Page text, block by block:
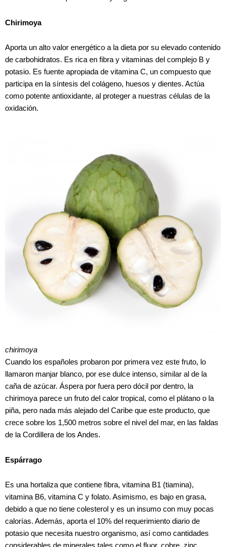
Chirimoya
Aporta un alto valor energético a la dieta por su elevado contenido
de carbohidratos. Es rica en fibra y vitaminas del complejo B y
potasio. Es fuente apropiada de vitamina C, un compuesto que
participa en la síntesis del colágeno, huesos y dientes. Actúa
como potente antioxidante, al proteger a nuestras células de la
oxidación.
chirimoya
Cuando los españoles probaron por primera vez este fruto, lo
llamaron manjar blanco, por ese dulce intenso, similar al de la
caña de azúcar. Áspera por fuera pero dócil por dentro, la
chirimoya parece un fruto del calor tropical, como el plátano o la
piña, pero nada más alejado del Caribe que este producto, que
crece sobre los 1,500 metros sobre el nivel del mar, en las faldas
de la Cordillera de los Andes.
Espárrago
Es una hortaliza que contiene fibra, vitamina B1 (tiamina),
vitamina B6, vitamina C y folato. Asimismo, es bajo en grasa,
debido a que no tiene colesterol y es un insumo con muy pocas
calorías. Además, aporta el 10% del requerimiento diario de
potasio que necesita nuestro organismo, así como cantidades